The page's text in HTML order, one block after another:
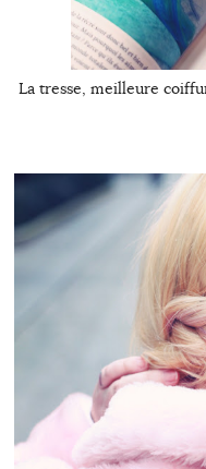
La tresse, meilleure